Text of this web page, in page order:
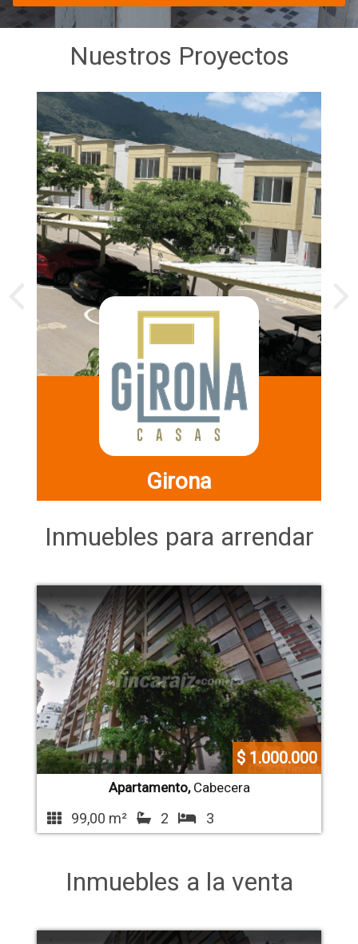
Nuestros Proyectos
Girona
Inmuebles para arrendar
$ 1.000.000
Apartamento,Cabecera
99,00 m² 2 3
Inmuebles a la venta